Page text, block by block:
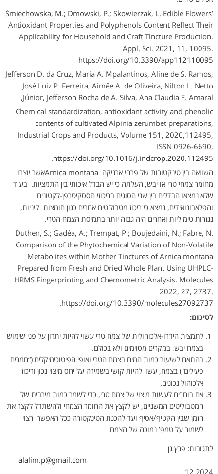
Śmiechowska, M.; Dmowski, P.; Skowierzak, L. Edible Flowers’
Antioxidant Properties and Polyphenols Content Reflect Their
Applicability for Household and Craft Tincture Production.
Appl. Sci. 2021, 11, 10095.
https://doi.org/10.3390/app112110095
Jefferson D. da Cruz, Maria A. Mpalantinos, Aline de S. Ramos,
José Luiz P. Ferreira, Aimêe A. de Oliveira, Nilton L. Netto
Júnior, Jefferson Rocha de A. Silva, Ana Claudia F. Amaral,
Chemical standardization, antioxidant activity and phenolic
contents of cultivated Alpinia zerumbet preparations,
Industrial Crops and Products, Volume 151, 2020,112495,
ISSN 0926-6690,
https://doi.org/10.1016/j.indcrop.2020.112495
.
השוואה בין טינקטורות של פרחי ארניקה Arnica montanaאשר יוצרו
מחומר צמחי טרי או יבש, העלתה כי יש הבדל איכותי בין התמציות. בעוד
שלא נמצאו הבדלים בין שני הסוגים בריכוזי הססקיטרפן-לקטונים
והפלאבונואידים, נמצא כי ריכוז מטבוליטים אחרים כגון חומצות קיניות,
נגזרות טימוליות ואחרים היה גבוה יותר בתמיסת הצמח הטרי.
Duthen, S.; Gadéa, A.; Trempat, P.; Boujedaini, N.; Fabre, N.
Comparison of the Phytochemical Variation of Non-Volatile
Metabolites within Mother Tinctures of Arnica montana
Prepared from Fresh and Dried Whole Plant Using UHPLC-
HRMS Fingerprinting and Chemometric Analysis. Molecules
2022, 27, 2737.
https://doi.org/10.3390/molecules27092737
.
לסיכום:
לתמצית הידרו-אלכוהולית של צמח טרי עשוי להיות יתרון על פני שימוש
בצמח יבש, במקרים מסוימים ולא בכולם.
בהתאם לשיעור כמות המים בצמח הטרי ואופי הפיטוכימיקלים (“חמרים
פעילים”) בצמח, עשוי להיות קושי בשמירה על יחס מיצוי נכון וריכוז
אלכוהול נכונים.
אם בוחרים לעשות מיצוי של צמח טרי, כדי לשמר כמות מירבית של
המטבוליטים המשניים, יש לקצץ את החומר הצמחי ולהשתדל לקצר את
הזמן שבין הקטיף/אסיף ועד להכנת הטינקטורה ככל האפשר. רצוי
לשמור על טמפ’ נמוכה של הצמח.
לתגובות: פרץ גן
alalim.p@gmail.com
12.2024